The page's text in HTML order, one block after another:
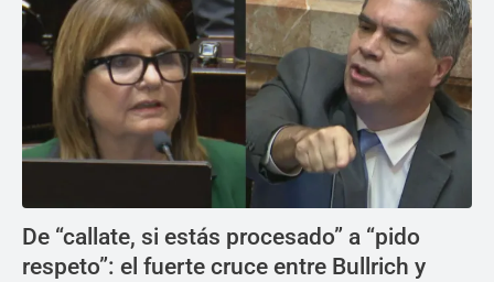
De “callate, si estás procesado” a “pido
respeto”: el fuerte cruce entre Bullrich y